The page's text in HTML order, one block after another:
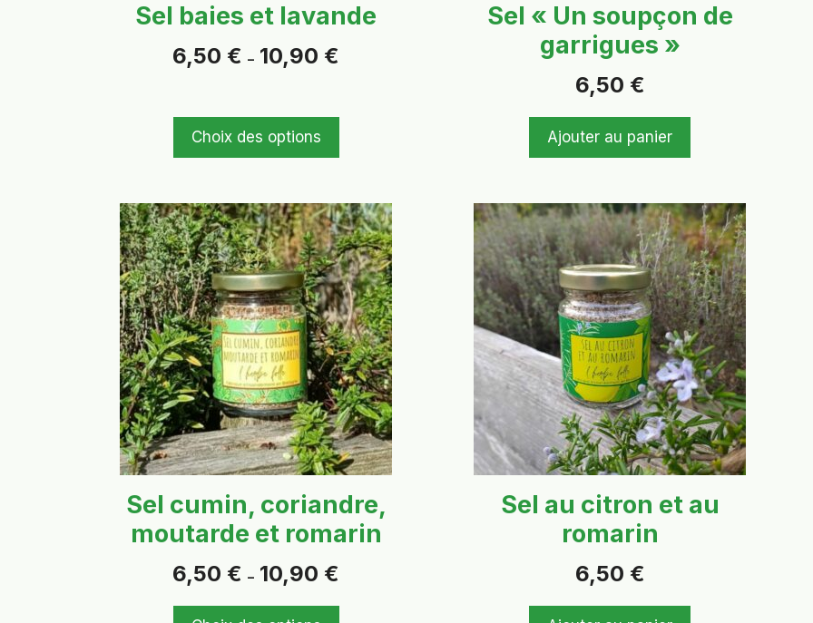
Sel baies et lavande
6,50 € – 10,90 €
Choix des options
Sel « Un soupçon de
garrigues »
6,50 €
Ajouter au panier
Sel cumin, coriandre,
moutarde et romarin
6,50 € – 10,90 €
prix :
Ce
produit
plusieurs
variations.
Les
options
peuvent
être
choisies
sur
produit
Sel au citron et au
romarin
6,50 €